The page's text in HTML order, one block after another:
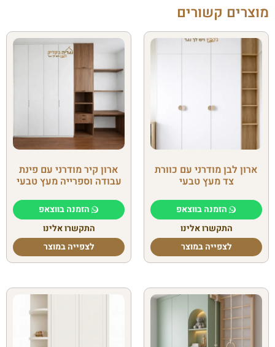
מוצרים קשורים
ארון לבן מודרני עם כוורת
צד מעץ טבעי
הזמנה בווצאפ
התקשרו אלינו
לצפייה במוצר
ארון קיר מודרני עם פינת
עבודה וספרייה מעץ טבעי
הזמנה בווצאפ
התקשרו אלינו
לצפייה במוצר